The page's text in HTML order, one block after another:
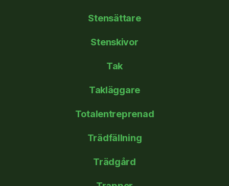
Stensättare
Stenskivor
Tak
Takläggare
Totalentreprenad
Trädfällning
Trädgård